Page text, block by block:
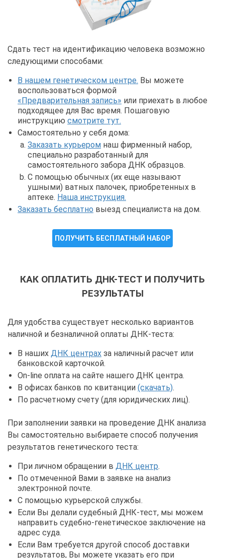
Сдать тест на идентификацию человека возможно
следующими способами:
В нашем генетическом центре. Вы можете
воспользоваться формой
«Предварительная запись» или приехать в любое
подходящее для Вас время. Пошаговую
инструкцию смотрите тут.
Самостоятельно у себя дома:
Заказать курьером наш фирменный набор,
специально разработанный для
самостоятельного забора ДНК образцов.
С помощью обычных (их еще называют
ушными) ватных палочек, приобретенных в
аптеке. Наша инструкция.
Заказать бесплатно выезд специалиста на дом.
ПОЛУЧИТЬ БЕСПЛАТНЫЙ НАБОР
КАК ОПЛАТИТЬ ДНК-ТЕСТ И ПОЛУЧИТЬ
РЕЗУЛЬТАТЫ
Для удобства существует несколько вариантов
наличной и безналичной оплаты ДНК-теста:
В наших ДНК центрах за наличный расчет или
банковской карточкой.
On-line оплата на сайте нашего ДНК центра.
В офисах банков по квитанции (скачать).
По расчетному счету (для юридических лиц).
При заполнении заявки на проведение ДНК анализа
Вы самостоятельно выбираете способ получения
результатов генетического теста:
При личном обращении в ДНК центр.
По отмеченной Вами в заявке на анализ
электронной почте.
С помощью курьерской службы.
Если Вы делали судебный ДНК-тест, мы можем
направить судебно-генетическое заключение на
адрес суда.
Если Вам требуется другой способ доставки
результатов, Вы можете указать его при